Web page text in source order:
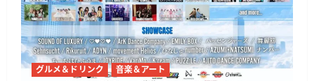
グルメ＆ドリンク 音楽＆アート